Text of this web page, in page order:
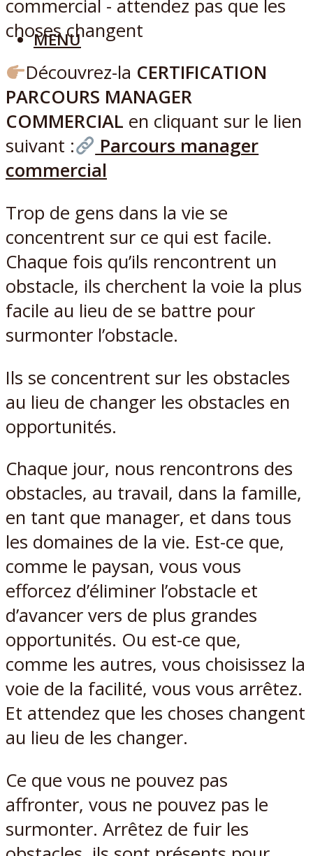
MENU
Découvrez-la CERTIFICATION
PARCOURS MANAGER
COMMERCIAL en cliquant sur le lien
suivant :
Parcours manager
commercial
Trop de gens dans la vie se
concentrent sur ce qui est facile.
Chaque fois qu’ils rencontrent un
obstacle, ils cherchent la voie la plus
facile au lieu de se battre pour
surmonter l’obstacle.
Ils se concentrent sur les obstacles
au lieu de changer les obstacles en
opportunités.
Chaque jour, nous rencontrons des
obstacles, au travail, dans la famille,
en tant que manager, et dans tous
les domaines de la vie. Est-ce que,
comme le paysan, vous vous
efforcez d’éliminer l’obstacle et
d’avancer vers de plus grandes
opportunités. Ou est-ce que,
comme les autres, vous choisissez la
voie de la facilité, vous vous arrêtez.
Et attendez que les choses changent
au lieu de les changer.
Ce que vous ne pouvez pas
affronter, vous ne pouvez pas le
surmonter. Arrêtez de fuir les